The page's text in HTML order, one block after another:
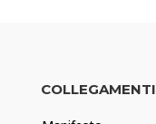
COLLEGAMENTI